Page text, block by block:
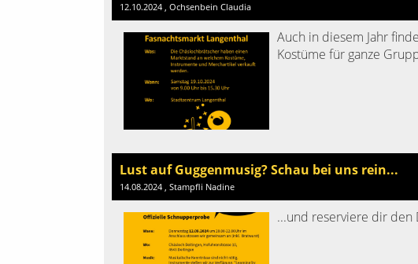
12.10.2024 , Ochsenbein Claudia
Auch in diesem Jahr
Kostüme für ganze
Lust auf Guggenmusig? Schau bei uns rein...
14.08.2024 , Stampfli Nadine
...und reserviere dir den